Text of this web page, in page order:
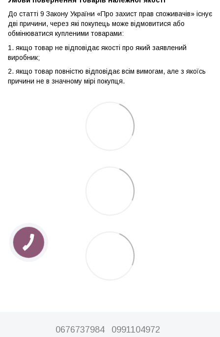
До статті 9 Закону України «Про захист прав споживачів» існує
дві причини, через які покупець може відмовитися або
обмінюватися купленими товарами:
1. якщо товар не відповідає якості про який заявлений
виробник;
2. якщо товар повністю відповідає всім вимогам, але з якоїсь
причини не в значному мірі покупця.
0676737984 0991104972